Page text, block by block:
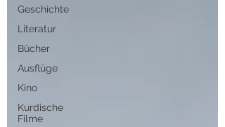
Geschichte
Literatur
Bücher
Ausflüge
Kino
Kurdische
Filme